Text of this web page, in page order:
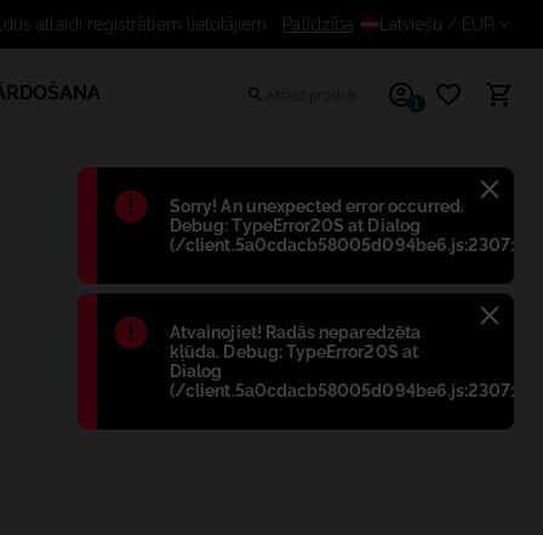
Błąd:
Sorry! An unexpected error occurred.
Debug: TypeError20S at Dialog
(/
Błąd:
Atvainojiet! Radās neparedzēta
kļūda. Debug: TypeError20S at
Dialog
(/
atlaidi reģistrētiem lietotājiem Palīdzība Latviešu / EUR
1